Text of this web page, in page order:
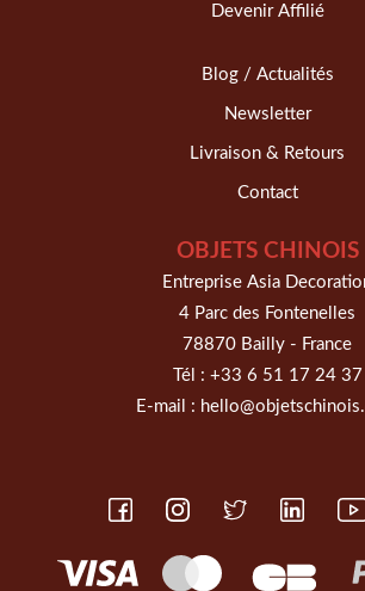
Devenir Affilié
Blog / Actualités
Newsletter
Livraison & Retours
Contact
OBJETS CHINOIS
Entreprise Asia
4 Parc des Fontenelles
78870 Bailly - France
Tél : +33 6 51 17 24 37
E-mail :